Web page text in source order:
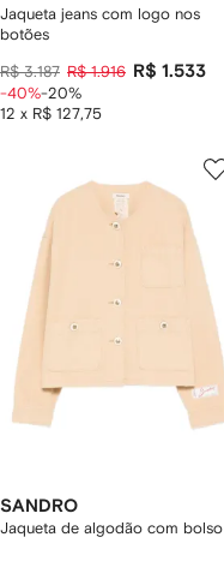
Jaqueta jeans com logo nos
botões
R$ 3.187 R$ 1.916 R$ 1.533
12 x R$ 127,75
-40%-20%
SANDRO
Jaqueta de algodão com bolso